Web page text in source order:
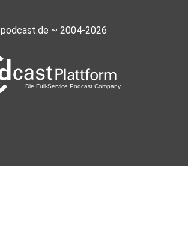
podcast.de ~ 2004-2026